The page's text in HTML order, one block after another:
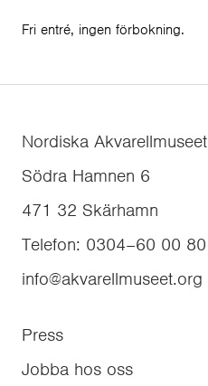
Fri entré, ingen förbokning.
Nordiska Akvarellmuseet
Södra Hamnen 6
471 32 Skärhamn
Telefon: 0304–60 00 80
info@akvarellmuseet.org
Press
Jobba hos oss